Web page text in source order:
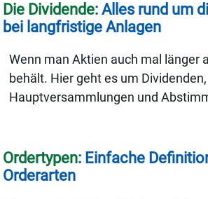
Die Dividende: Alles rund um
bei langfristige Anlagen
Wenn man Aktien auch mal länger
behält. Hier geht es um Dividenden,
Hauptversammlungen und
Ordertypen: Einfache
Orderarten